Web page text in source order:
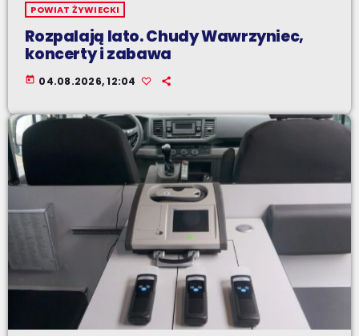
POWIAT ŻYWIECKI
Rozpalają lato. Chudy Wawrzyniec,
koncerty i zabawa
today 04.08.2026, 12:04